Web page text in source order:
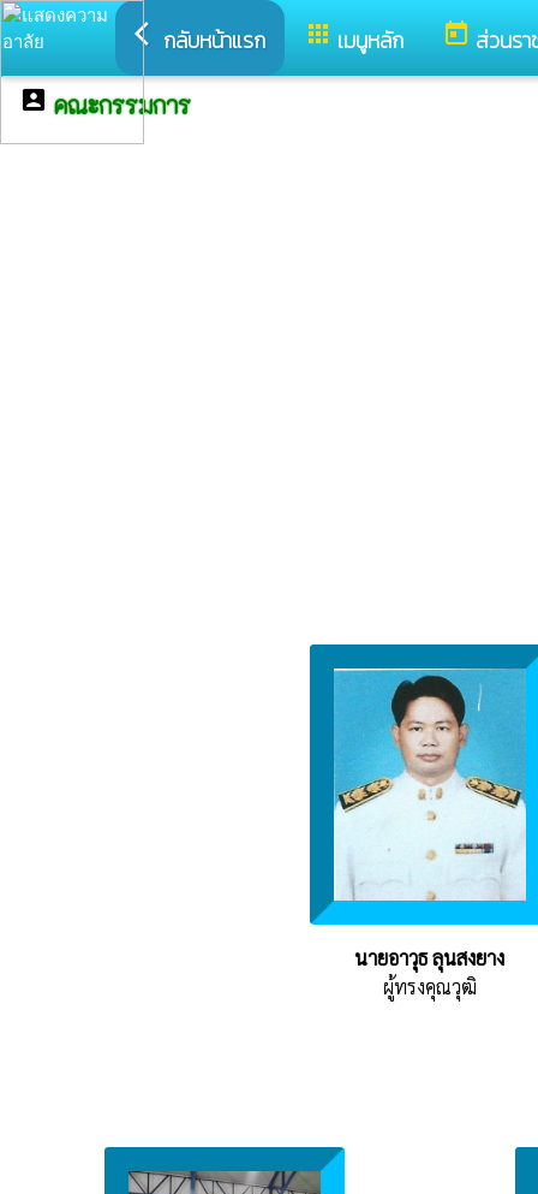
arrow_back_ios กลับหน้าแรก apps เมนูหลัก today ส่วนรา
account_box คณะกรรมการ
นายอาวุธ ลุนสงยาง
ผู้ทรงคุณวุฒิ